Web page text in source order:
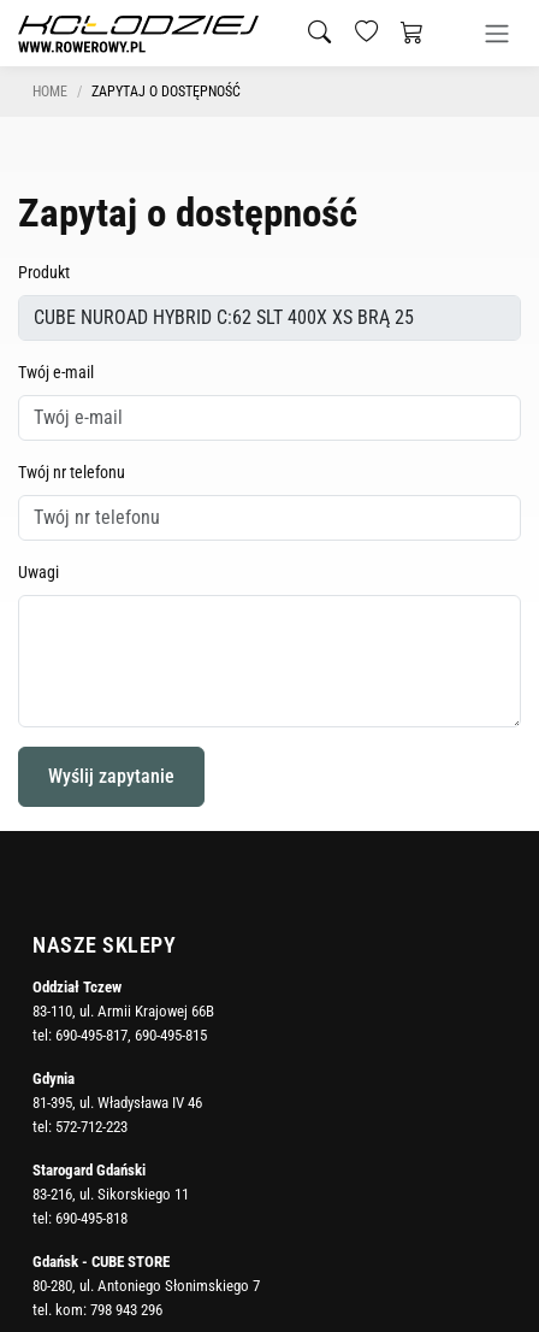
HOME ZAPYTAJ O DOSTĘPNOŚĆ
Zapytaj o dostępność
Produkt
Twój e-mail
Twój nr telefonu
Uwagi
NASZE SKLEPY
Oddział Tczew
83-110, ul. Armii Krajowej 66B
tel: 690-495-817, 690-495-815
Gdynia
81-395, ul. Władysława IV 46
tel: 572-712-223
Starogard Gdański
83-216, ul. Sikorskiego 11
tel: 690-495-818
Gdańsk - CUBE STORE
80-280, ul. Antoniego Słonimskiego 7
tel. kom: 798 943 296